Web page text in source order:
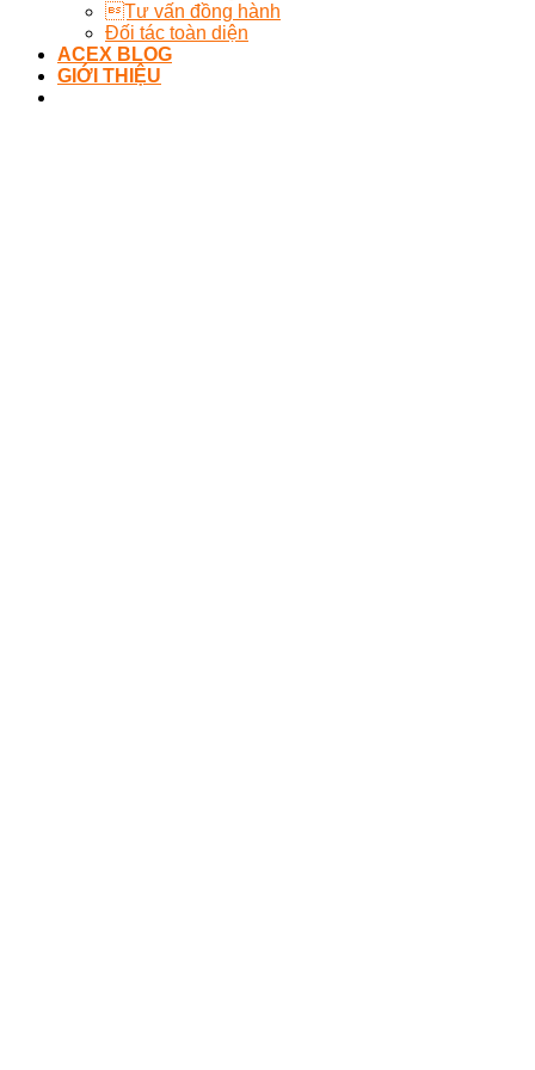
Tư vấn đồng hành
Đối tác toàn diện
ACEX BLOG
GIỚI THIỆU